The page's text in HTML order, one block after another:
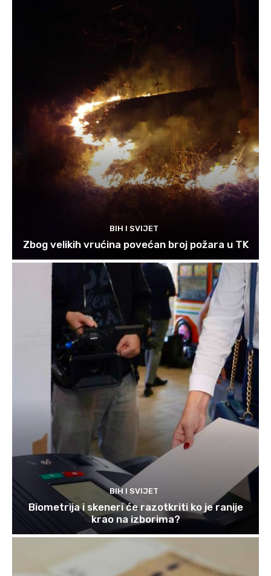
BIH I SVIJET
Zbog velikih vrućina povećan broj požara u TK
BIH I SVIJET
Biometrija i skeneri će razotkriti ko je ranije
krao na izborima?